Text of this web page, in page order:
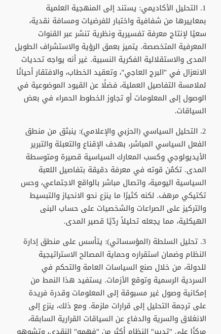
1. التحليل الأكاديمي: يستند إلى المنهجية العلمية
بمعاييرها من شفافية واختبار للفرضيات ومسافة نقدية،
سعيًا لإنتاج معرفة تفسيرية ونظرية تنشر عبر القنوات
المعرفية المتخصصة. يتميز بعمق الرؤية والاستشراف الطويل
المدى والاستقلالية الفكرية النسبية. غير أنه يواجه تحديات
الانعزال في "البرج العاجي"، وتعقيد الخطاب، والافتقار أحيانًا
لملامسة التفاصيل العملية، فضلًا عن القيود الموضوعية في
الوصول إلى المعلومات أو تجاوز الخطوط الحمراء في بعض
السياقات.
2. التحليل السياسي (الحزبي والإعلامي): ينبثق من منطق
الفعل السياسي المباشر، بهدف الإقناع والتعبئة والتبرير
الأيديولوجي وكسب المعارك السياسية قصيرة ومتوسطة
المدى. تكمُن قوته في معرفة دقيقة بتفاصيل اللعبة
السياسية اليومية، واتصال مباشر بالواقع الاجتماعي، وحس
تكتيكي مرهف. لكنه كثيرًا ما ينزع نحو الانحياز والتبسيط
والتركيز على الصراعات والشخصيات على حساب البنى
الهيكلية، مما يجعله تحليلاً ردّيًا قصير المدى.
3. تحليل السلطة (المؤسساتي): يتأسس على منطق إدارة
النظام وضمان استقراره وحماية المصالح الاستراتيجية
للدولة، من خلال صنع السياسات العامة والتحكم في
السردية الرسمية وتوقع الأزمات. يستفيد هذا النمط من
إمكانية وصول غير مسبوقة إلى المعلومات وقدرة فريدة
على ترجمة التحليل إلى قرارات ملزمة. ومع ذلك، ينزع إلى
الانغلاق والسرية والدفاع عن السياقات القرارية السابقة،